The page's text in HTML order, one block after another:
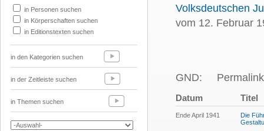
in Personen suchen
in Körperschaften suchen
in Editionstexten suchen
in den Kategorien suchen
in der Zeitleiste suchen
in Themen suchen
Volksdeutschen
vom 12. Februar
GND:
Datum Titel
Ende April 1941
Die